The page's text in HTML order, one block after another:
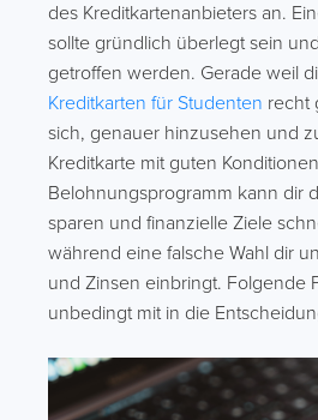
des Kreditkartenanbieters an.
sollte gründlich überlegt sein
getroffen werden. Gerade weil
Kreditkarten für Studenten recht
sich, genauer hinzusehen und
Kreditkarte mit guten
Belohnungsprogramm kann dir
sparen und finanzielle Ziele
während eine falsche Wahl dir
und Zinsen einbringt. Folgende
unbedingt mit in die